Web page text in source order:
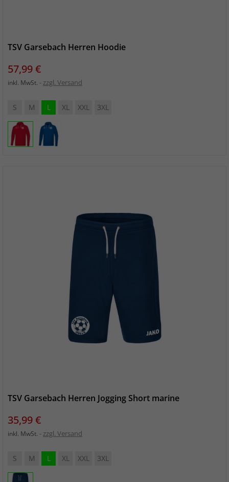
TSV Garsebach Herren Hoodie
Preis
57,99 €
inkl. MwSt. zzgl. Versand
S M L XL XXL 3XL
TSV Garsebach Herren Jogging Short marine
Preis
35,99 €
inkl. MwSt. zzgl. Versand
S M L XL XXL 3XL